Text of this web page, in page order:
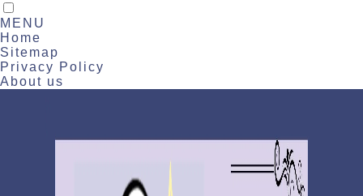
MENU
Home
Sitemap
Privacy Policy
About us